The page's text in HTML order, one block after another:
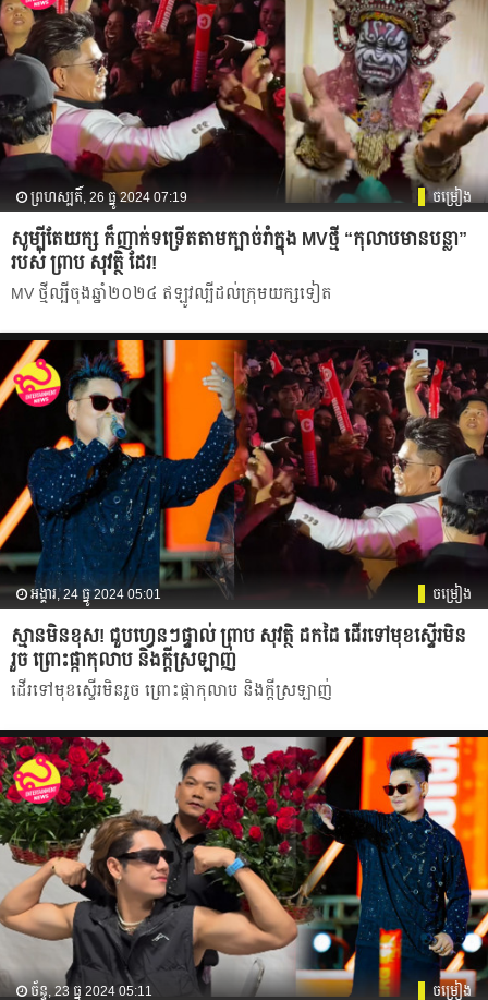
ព្រហស្បតិ៍, 26 ធ្នូ 2024 07:19 ចម្រៀង
សូម្បីតែយក្ស ក៏ញាក់ទទ្រើតតាមក្បាច់រាំក្នុង MVថ្មី “កុលាបមានបន្លា”
របស់​ ព្រាប សុវត្ថិ ដែរ!
MV ថ្មីល្បីចុងឆ្នាំ២០២៤ ឥឡូវល្បីដល់ក្រុមយក្សទៀត
អង្គារ, 24 ធ្នូ 2024 05:01 ចម្រៀង
ស្មានមិនខុស! ជួបហ្វេនៗផ្ទាល់ ព្រាប សុវត្ថិ ដកដៃ ដើរទៅមុខស្ទើរមិន
រួច ព្រោះផ្កាកុលាប និងក្ដីស្រឡាញ់
ដើរទៅមុខស្ទើរមិនរួច ព្រោះផ្កាកុលាប និងក្ដីស្រឡាញ់
ច័ន្ទ, 23 ធ្នូ 2024 05:11 ចម្រៀង